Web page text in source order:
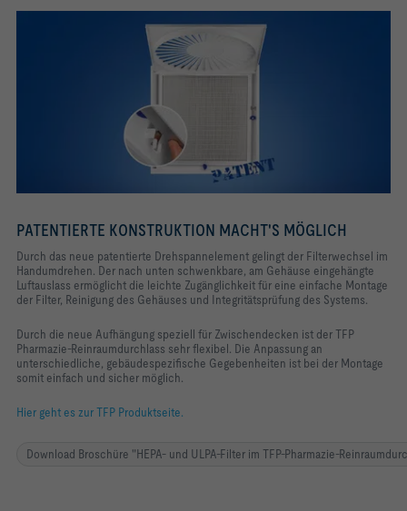
PATENTIERTE KONSTRUKTION MACHT'S MÖGLICH
Durch das neue patentierte Drehspannelement gelingt der Filterwechsel im
Handumdrehen. Der nach unten schwenkbare, am Gehäuse eingehängte
Luftauslass ermöglicht die leichte Zugänglichkeit für eine einfache Montage
der Filter, Reinigung des Gehäuses und Integritätsprüfung des Systems.
Durch die neue Aufhängung speziell für Zwischendecken ist der TFP
Pharmazie-Reinraumdurchlass sehr flexibel. Die Anpassung an
unterschiedliche, gebäudespezifische Gegebenheiten ist bei der Montage
somit einfach und sicher möglich.
Hier geht es zur TFP Produktseite.
Download Broschüre "HEPA- und ULPA-Filter im TFP-Pharmazie-